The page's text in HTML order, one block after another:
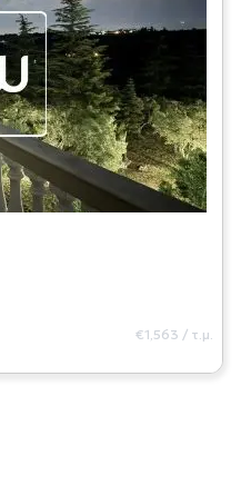
€1,563 / τ.μ.